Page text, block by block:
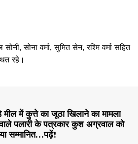
सोना वर्मा, सुमित सेन, रश्मि वर्मा सहित
रहे।
मील में कुत्ते का जूठा खिलाने का मामला
पलारी के पत्रकार कुश अग्रवाल को
सम्मानित…पढ़ें!